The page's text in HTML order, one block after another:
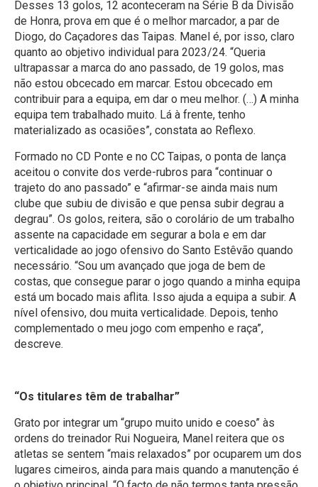
Desses 13 golos, 12 aconteceram na Série B da Divisão
de Honra, prova em que é o melhor marcador, a par de
Diogo, do Caçadores das Taipas. Manel é, por isso, claro
quanto ao objetivo individual para 2023/24. “Queria
ultrapassar a marca do ano passado, de 19 golos, mas
não estou obcecado em marcar. Estou obcecado em
contribuir para a equipa, em dar o meu melhor. (…) A minha
equipa tem trabalhado muito. Lá à frente, tenho
materializado as ocasiões”, constata ao Reflexo.
Formado no CD Ponte e no CC Taipas, o ponta de lança
aceitou o convite dos verde-rubros para “continuar o
trajeto do ano passado” e “afirmar-se ainda mais num
clube que subiu de divisão e que pensa subir degrau a
degrau”. Os golos, reitera, são o corolário de um trabalho
assente na capacidade em segurar a bola e em dar
verticalidade ao jogo ofensivo do Santo Estêvão quando
necessário. “Sou um avançado que joga de bem de
costas, que consegue parar o jogo quando a minha equipa
está um bocado mais aflita. Isso ajuda a equipa a subir. A
nível ofensivo, dou muita verticalidade. Depois, tenho
complementado o meu jogo com empenho e raça”,
descreve.
“Os titulares têm de trabalhar”
Grato por integrar um “grupo muito unido e coeso” às
ordens do treinador Rui Nogueira, Manel reitera que os
atletas se sentem “mais relaxados” por ocuparem um dos
lugares cimeiros, ainda para mais quando a manutenção é